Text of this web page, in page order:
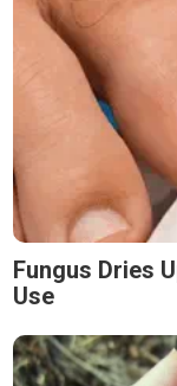
Fungus Dries
Use